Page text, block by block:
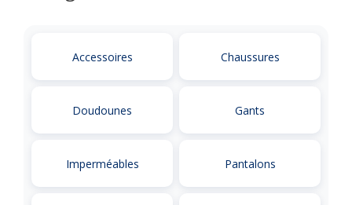
Accessoires Chaussures
Doudounes Gants
Imperméables Pantalons